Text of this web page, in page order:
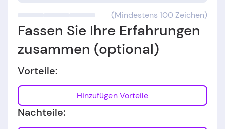
(Mindestens 100 Zeichen)
Fassen Sie Ihre Erfahrungen
zusammen (optional)
Vorteile:
Hinzufügen Vorteile
Nachteile: